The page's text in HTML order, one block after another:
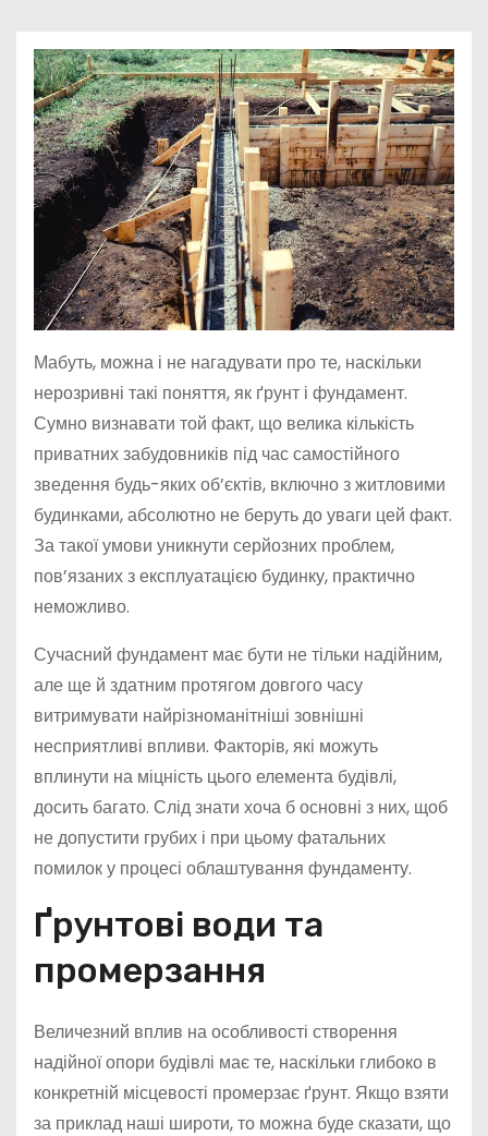
Мабуть, можна і не нагадувати про те, наскільки
нерозривні такі поняття, як ґрунт і фундамент.
Сумно визнавати той факт, що велика кількість
приватних забудовників під час самостійного
зведення будь-яких об’єктів, включно з житловими
будинками, абсолютно не беруть до уваги цей факт.
За такої умови уникнути серйозних проблем,
пов’язаних з експлуатацією будинку, практично
неможливо.
Сучасний фундамент має бути не тільки надійним,
але ще й здатним протягом довгого часу
витримувати найрізноманітніші зовнішні
несприятливі впливи. Факторів, які можуть
вплинути на міцність цього елемента будівлі,
досить багато. Слід знати хоча б основні з них, щоб
не допустити грубих і при цьому фатальних
помилок у процесі облаштування фундаменту.
Ґрунтові води та
промерзання
Величезний вплив на особливості створення
надійної опори будівлі має те, наскільки глибоко в
конкретній місцевості промерзає ґрунт. Якщо взяти
за приклад наші широти, то можна буде сказати, що